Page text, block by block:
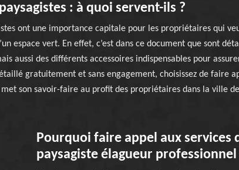
: à quoi servent-ils ?
ont une importance capitale pour les propriétaires qui
espace vert. En effet, c’est dans ce document que sont
aussi des différents accessoires indispensables pour
gratuitement et sans engagement, choisissez de faire
son savoir-faire au profit des propriétaires dans la ville
Pourquoi faire appel aux services
paysagiste élagueur professionnel